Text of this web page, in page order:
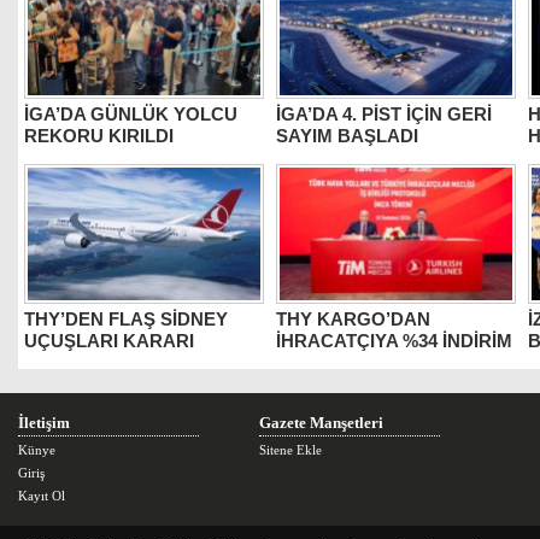
İGA’DA GÜNLÜK YOLCU
REKORU KIRILDI
İGA’DA 4. PİST İÇİN GERİ
SAYIM BAŞLADI
THY’DEN FLAŞ SİDNEY
UÇUŞLARI KARARI
THY KARGO’DAN
İHRACATÇIYA %34 İNDİRİM
İletişim
Künye
Giriş
Kayıt Ol
Gazete Manşetleri
Sitene Ekle